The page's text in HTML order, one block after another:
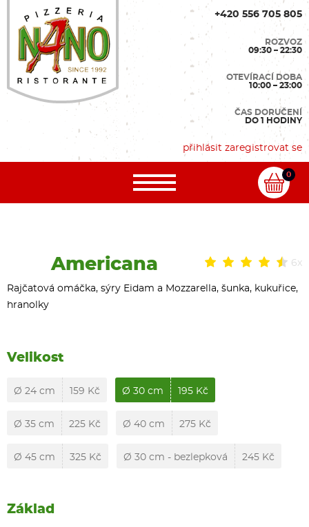
+420 556 705 805
ROZVOZ
09:30 – 22:30
OTEVÍRACÍ DOBA
10:00 – 23:00
ČAS DORUČENÍ
DO 1 HODINY
přihlásit zaregistrovat se
0
6x
Americana
Rajčatová omáčka, sýry Eidam a Mozzarella, šunka, kukuřice,
hranolky
Velikost
Ø 24 cm 159 Kč Ø 30 cm 195 Kč
Ø 35 cm 225 Kč Ø 40 cm 275 Kč
Ø 45 cm 325 Kč Ø 30 cm - bezlepková 245 Kč
Základ